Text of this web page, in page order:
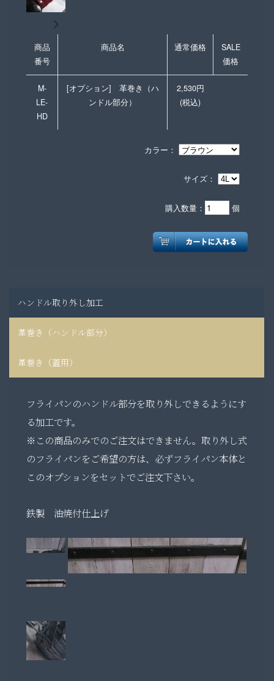
商品
番号
商品名 通常価格
SALE
価格
M-
LE-
HD
[オプション] 革巻き（ハ
ンドル部分）
2,530円
(税込)
カラー：
サイズ：
購入数量： 個
ハンドル取り外し加工
革巻き（ハンドル部分）
革巻き（蓋用）
フライパンのハンドル部分を取り外しできるようにす
る加工です。
※この商品のみでのご注文はできません。取り外し式
のフライパンをご希望の方は、必ずフライパン本体と
このオプションをセットでご注文下さい。
鉄製 油焼付仕上げ